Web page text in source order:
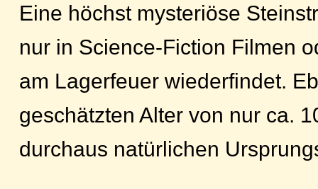
Eine höchst mysteriöse
nur in Science-Fiction Filmen
am Lagerfeuer wiederfindet.
geschätzten Alter von nur ca.
durchaus natürlichen